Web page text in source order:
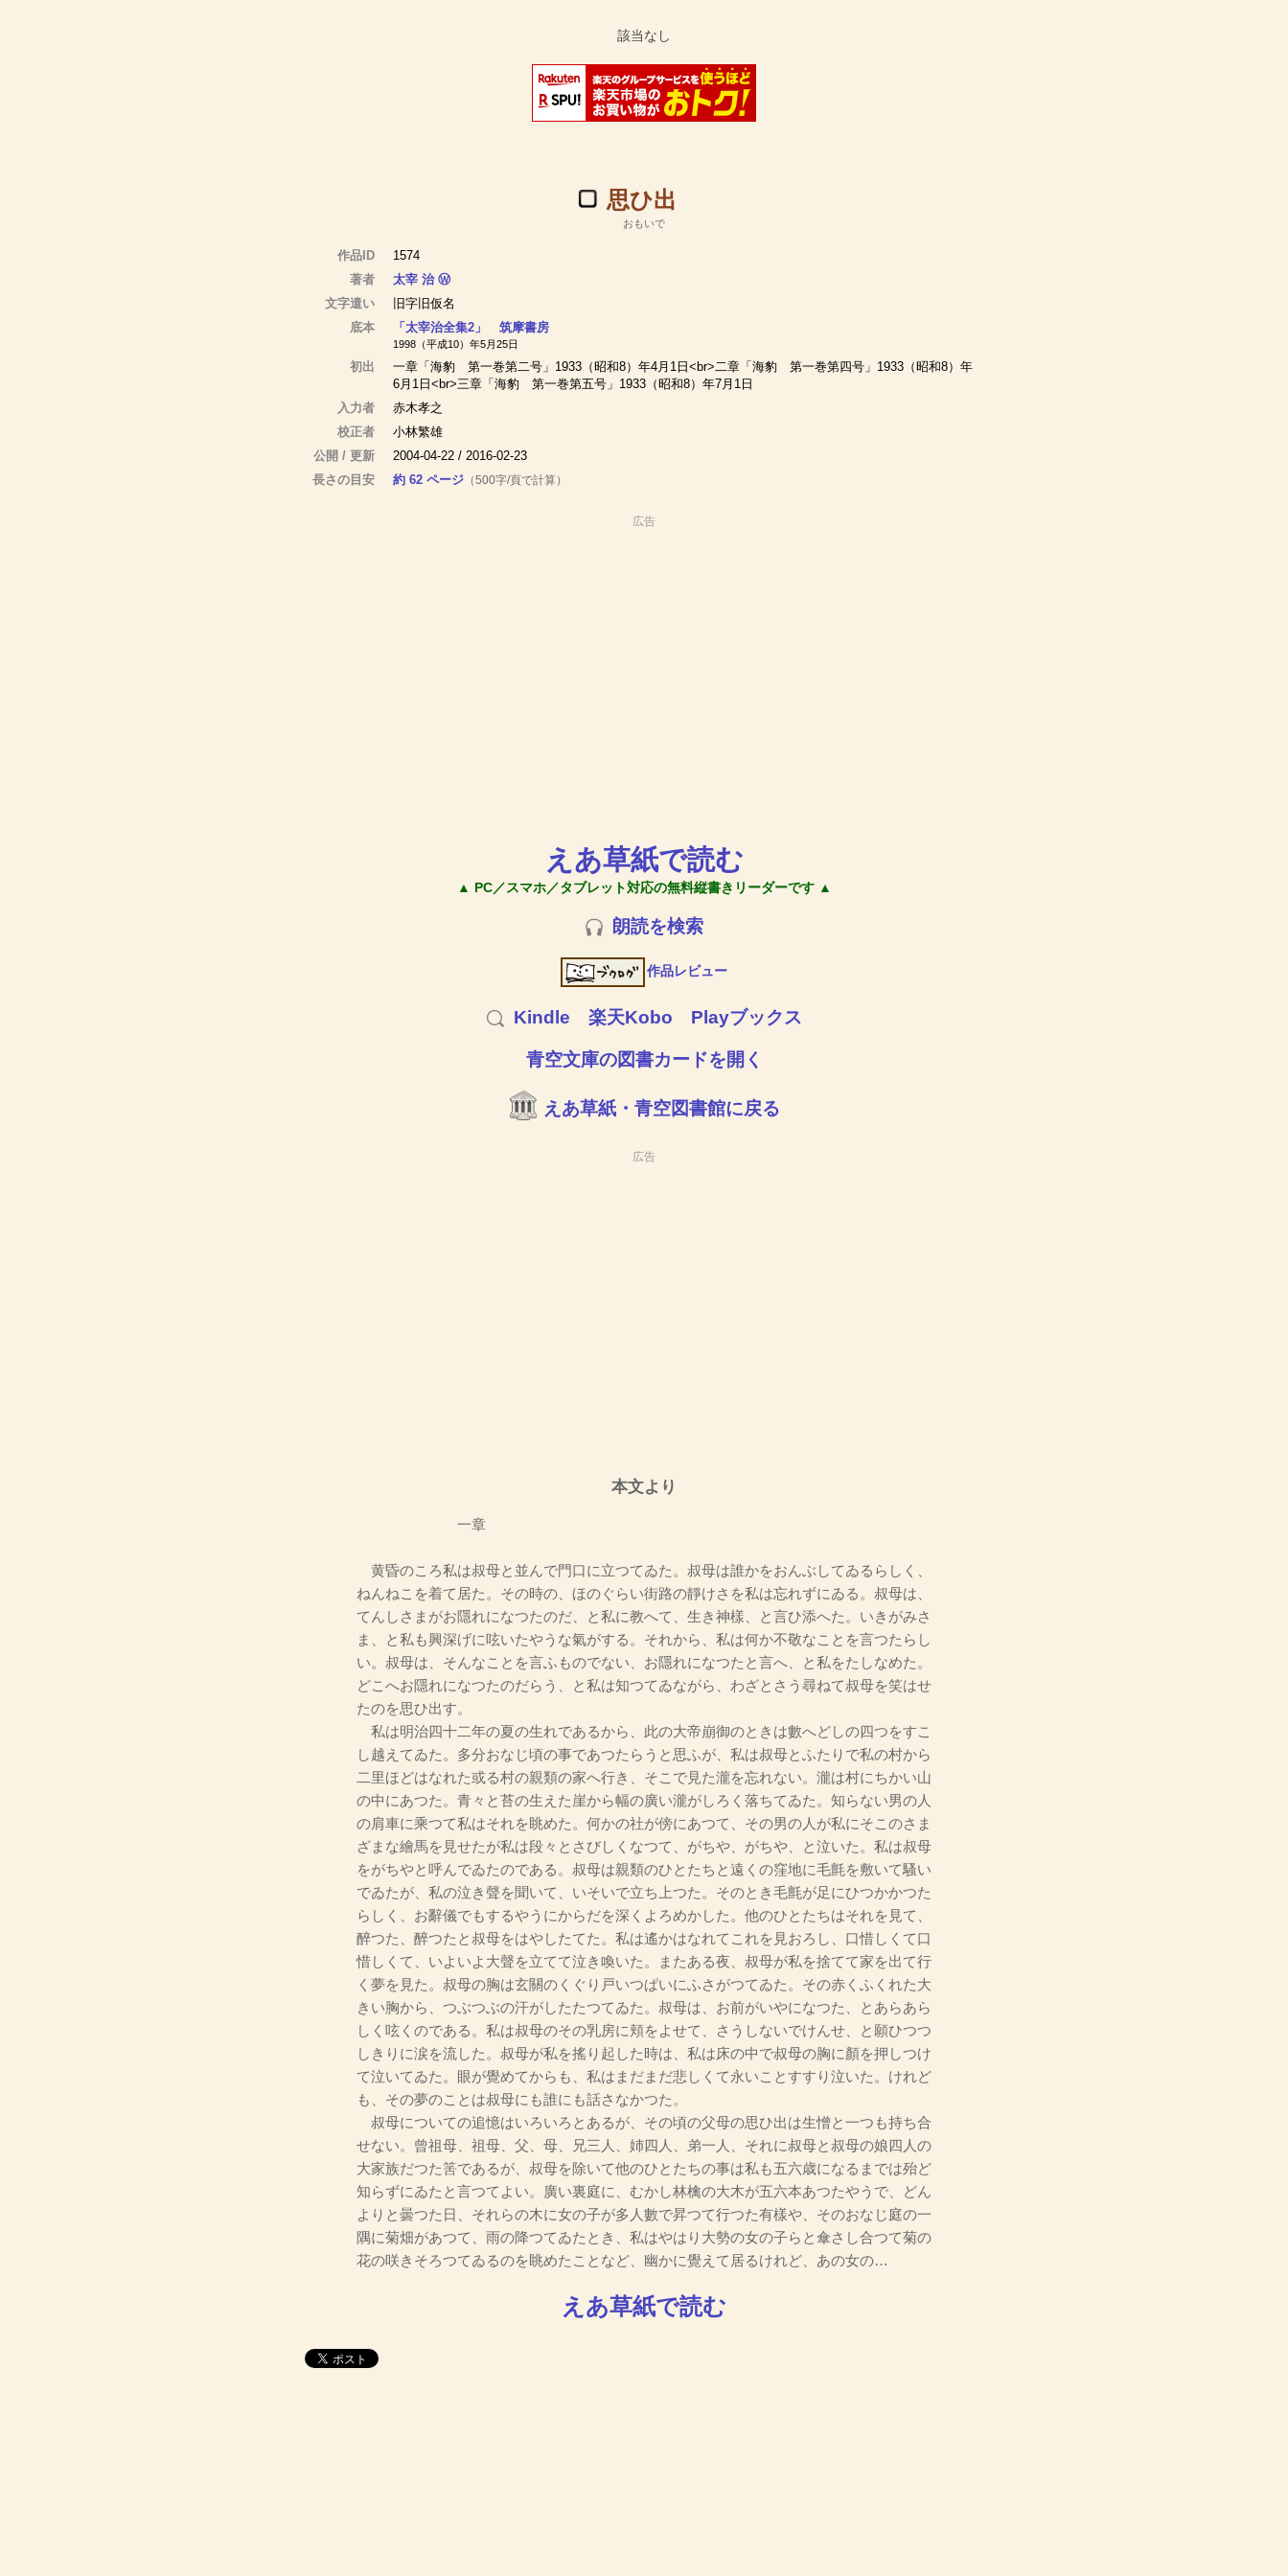
思ひ出
おもいで
作品ID
1574
著者
太宰 治 Ⓦ
文字遣い
旧字旧仮名
底本
「太宰治全集2」 筑摩書房
1998（平成10）年5月25日
初出
一章「海豹 第一巻第二号」1933（昭和8）年4月1日<br>二章「海豹 第一巻第四号」1933（昭和8）年
6月1日<br>三章「海豹 第一巻第五号」1933（昭和8）年7月1日
入力者
赤木孝之
校正者
小林繁雄
公開 / 更新
2004-04-22 / 2016-02-23
長さの目安
約 62 ページ （500字/頁で計算）
広告
えあ草紙で読む
▲ PC／スマホ／タブレット対応の無料縦書きリーダーです ▲
朗読を検索
作品レビュー
Kindle 楽天Kobo Playブックス
青空文庫の図書カードを開く
えあ草紙・青空図書館に戻る
広告
本文より
一章
黄昏のころ私は叔母と並んで門口に立つてゐた。叔母は誰かをおんぶしてゐるらしく、
ねんねこを着て居た。その時の、ほのぐらい街路の靜けさを私は忘れずにゐる。叔母は、
てんしさまがお隱れになつたのだ、と私に教へて、生き神樣、と言ひ添へた。いきがみさ
ま、と私も興深げに呟いたやうな氣がする。それから、私は何か不敬なことを言つたらし
い。叔母は、そんなことを言ふものでない、お隱れになつたと言へ、と私をたしなめた。
どこへお隱れになつたのだらう、と私は知つてゐながら、わざとさう尋ねて叔母を笑はせ
たのを思ひ出す。
私は明治四十二年の夏の生れであるから、此の大帝崩御のときは數へどしの四つをすこ
し越えてゐた。多分おなじ頃の事であつたらうと思ふが、私は叔母とふたりで私の村から
二里ほどはなれた或る村の親類の家へ行き、そこで見た瀧を忘れない。瀧は村にちかい山
の中にあつた。青々と苔の生えた崖から幅の廣い瀧がしろく落ちてゐた。知らない男の人
の肩車に乘つて私はそれを眺めた。何かの社が傍にあつて、その男の人が私にそこのさま
ざまな繪馬を見せたが私は段々とさびしくなつて、がちや、がちや、と泣いた。私は叔母
をがちやと呼んでゐたのである。叔母は親類のひとたちと遠くの窪地に毛氈を敷いて騷い
でゐたが、私の泣き聲を聞いて、いそいで立ち上つた。そのとき毛氈が足にひつかかつた
らしく、お辭儀でもするやうにからだを深くよろめかした。他のひとたちはそれを見て、
醉つた、醉つたと叔母をはやしたてた。私は遙かはなれてこれを見おろし、口惜しくて口
惜しくて、いよいよ大聲を立てて泣き喚いた。またある夜、叔母が私を捨てて家を出て行
く夢を見た。叔母の胸は玄關のくぐり戸いつぱいにふさがつてゐた。その赤くふくれた大
きい胸から、つぶつぶの汗がしたたつてゐた。叔母は、お前がいやになつた、とあらあら
しく呟くのである。私は叔母のその乳房に頬をよせて、さうしないでけんせ、と願ひつつ
しきりに涙を流した。叔母が私を搖り起した時は、私は床の中で叔母の胸に顏を押しつけ
て泣いてゐた。眼が覺めてからも、私はまだまだ悲しくて永いことすすり泣いた。けれど
も、その夢のことは叔母にも誰にも話さなかつた。
叔母についての追憶はいろいろとあるが、その頃の父母の思ひ出は生憎と一つも持ち合
せない。曾祖母、祖母、父、母、兄三人、姉四人、弟一人、それに叔母と叔母の娘四人の
大家族だつた筈であるが、叔母を除いて他のひとたちの事は私も五六歳になるまでは殆ど
知らずにゐたと言つてよい。廣い裏庭に、むかし林檎の大木が五六本あつたやうで、どん
よりと曇つた日、それらの木に女の子が多人數で昇つて行つた有樣や、そのおなじ庭の一
隅に菊畑があつて、雨の降つてゐたとき、私はやはり大勢の女の子らと傘さし合つて菊の
花の咲きそろつてゐるのを眺めたことなど、幽かに覺えて居るけれど、あの女の…
えあ草紙で読む